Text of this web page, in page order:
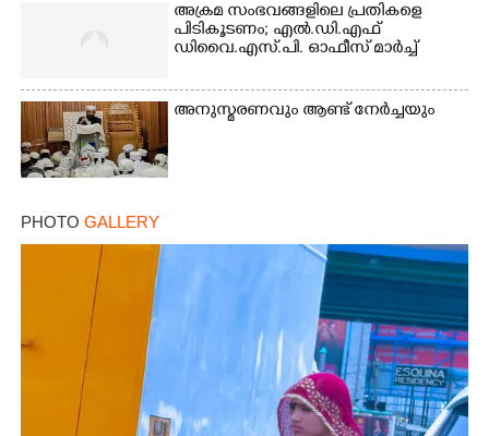
അക്രമ സംഭവങ്ങളിലെ പ്രതികളെ
പിടികൂടണം; എൽ.ഡി.എഫ്
ഡിവൈ.എസ്.പി. ഓഫീസ് മാർച്ച്
അനുസ്മരണവും ആണ്ട് നേർച്ചയും
PHOTO GALLERY